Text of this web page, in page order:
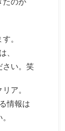
たのが
。
、
さい。笑
ア。
情報は